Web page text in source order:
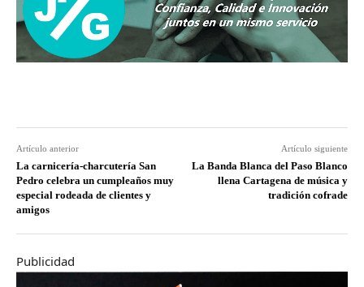
Artículo anterior
La carnicería-charcutería San
Pedro celebra un cumpleaños muy
especial rodeada de clientes y
amigos
Artículo siguiente
La Banda Blanca del Paso Blanco
llena Cartagena de música y
tradición cofrade
Publicidad